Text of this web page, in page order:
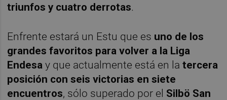
triunfos y cuatro derrotas.
Enfrente estará un Estu que es uno de los
grandes favoritos para volver a la Liga
Endesa y que actualmente está en latercera
posición con seis victorias en siete
encuentros, sólo superado por el Silbö San